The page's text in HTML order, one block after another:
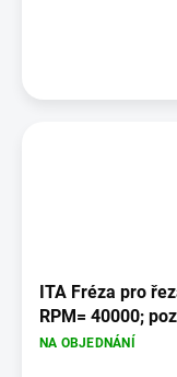
ITA Fréza pro
RPM= 40000;
NA OBJEDNÁNÍ